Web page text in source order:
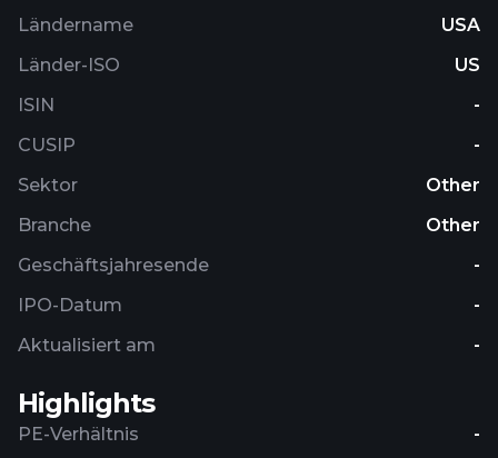
Ländername
USA
Länder-ISO
US
ISIN
-
CUSIP
-
Sektor
Other
Branche
Other
Geschäftsjahresende
-
IPO-Datum
-
Aktualisiert am
-
Highlights
PE-Verhältnis
-